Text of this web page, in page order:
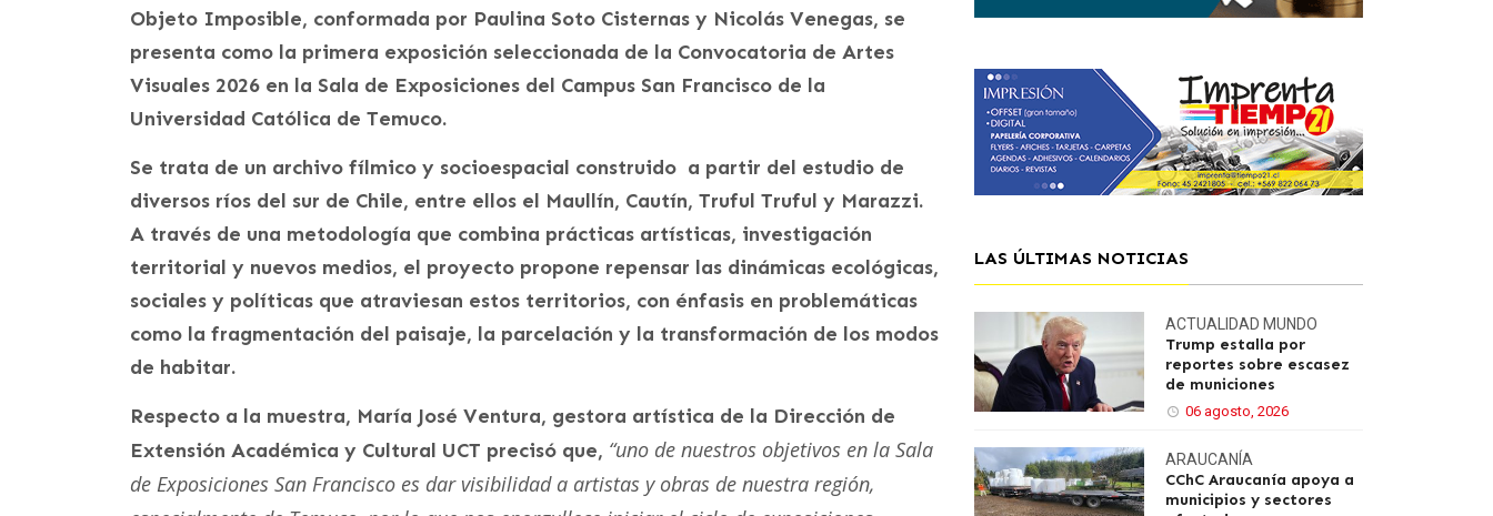
Objeto Imposible, conformada por Paulina Soto Cisternas y Nicolás Venegas, se
presenta como la primera exposición seleccionada de la Convocatoria de Artes
Visuales 2026 en la Sala de Exposiciones del Campus San Francisco de la
Universidad Católica de Temuco.
Se trata de un archivo fílmico y socioespacial construido a partir del estudio de
diversos ríos del sur de Chile, entre ellos el Maullín, Cautín, Truful Truful y Marazzi.
A través de una metodología que combina prácticas artísticas, investigación
territorial y nuevos medios, el proyecto propone repensar las dinámicas ecológicas,
sociales y políticas que atraviesan estos territorios, con énfasis en problemáticas
como la fragmentación del paisaje, la parcelación y la transformación de los modos
de habitar.
Respecto a la muestra, María José Ventura, gestora artística de la Dirección de
Extensión Académica y Cultural UCT precisó que, “uno de nuestros objetivos en la Sala
de Exposiciones San Francisco es dar visibilidad a artistas y obras de nuestra región,
LAS ÚLTIMAS NOTICIAS
ACTUALIDAD MUNDO
Trump estalla por
reportes sobre escasez
de municiones
06 agosto, 2026
ARAUCANÍA
CChC Araucanía apoya a
municipios y sectores